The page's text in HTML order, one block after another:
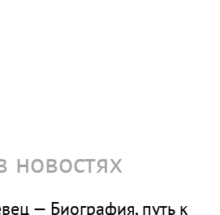
новостях
— Биография, путь к